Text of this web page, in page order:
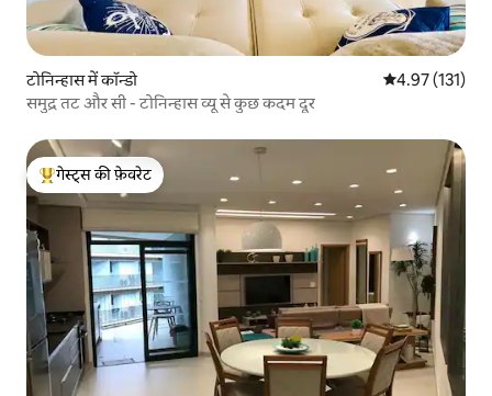
टोनिन्हास में कॉन्डो औसत रेटिंग 5 में से
4.97 (131)
समुद्र तट और सी - टोनिन्हास व्यू से कुछ कदम दूर
गेस्ट्स का टॉप फ़ेवरेट
गेस्ट्स की फ़ेवरेट